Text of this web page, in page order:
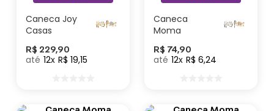
Caneca Joy
Casas
Harry Potter
R$ 229,90
12 R$ 19,15
Caneca
Moma
Harry Potter
R$ 74,90
12 R$ 6,24